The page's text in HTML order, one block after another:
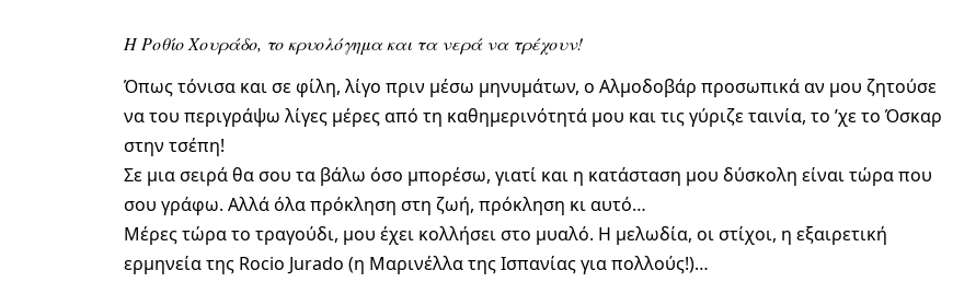
Η Ροθίο Χουράδο, το κρυολόγημα και τα νερά να τρέχουν!
Όπως τόνισα και σε φίλη, λίγο πριν μέσω μηνυμάτων, ο Αλμοδοβάρ προσωπικά αν μου ζητούσε
να του περιγράψω λίγες μέρες από τη καθημερινότητά μου και τις γύριζε ταινία, το ’χε το Όσκαρ
στην τσέπη!
Σε μια σειρά θα σου τα βάλω όσο μπορέσω, γιατί και η κατάσταση μου δύσκολη είναι τώρα που
σου γράφω. Αλλά όλα πρόκληση στη ζωή, πρόκληση κι αυτό…
Μέρες τώρα το τραγούδι, μου έχει κολλήσει στο μυαλό. Η μελωδία, οι στίχοι, η εξαιρετική
ερμηνεία της Rocio Jurado (η Μαρινέλλα της Ισπανίας για πολλούς!)…